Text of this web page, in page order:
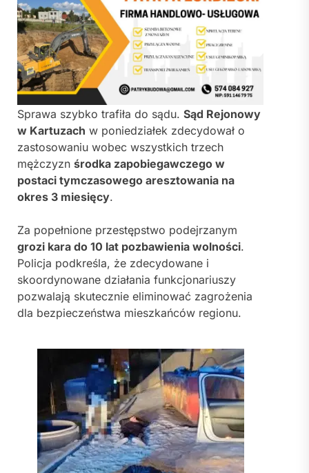
Sprawa szybko trafiła do sądu. Sąd Rejonowy
w Kartuzach w poniedziałek zdecydował o
zastosowaniu wobec wszystkich trzech
mężczyzn środka zapobiegawczego w
postaci tymczasowego aresztowania na
okres 3 miesięcy.
Za popełnione przestępstwo podejrzanym
grozi kara do 10 lat pozbawienia wolności.
Policja podkreśla, że zdecydowane i
skoordynowane działania funkcjonariuszy
pozwalają skutecznie eliminować zagrożenia
dla bezpieczeństwa mieszkańców regionu.